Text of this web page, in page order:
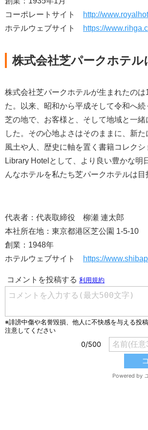
コーポレートサイト
http://
ホテルウェブサイト
https://
株式会社芝パークホテル
株式会社芝パークホテルが生まれたのは
た。以来、昭和から平成そして令和へ続
芝の地で、お客様と、そして地域と一緒
した。その心地よさはそのままに、新た
風土や人、歴史に軸を置く書籍コレクシ
Library Hotelとして、より良い豊かな明
んなホテルを私たち芝パークホテルは目
代表者：代表取締役 柳瀬 連太郎
本社所在地：東京都港区芝公園 1-5-10
創業：1948年
ホテルウェブサイト
https://